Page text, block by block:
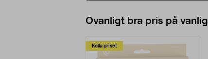
Ovanligt bra pris på
Kolla priset